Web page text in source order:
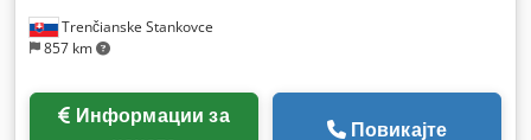
Trenčianske Stankovce
857 km
Повикајте